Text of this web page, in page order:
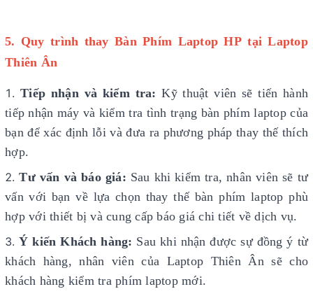
5. Quy trình thay Bàn Phím Laptop HP tại Laptop
Thiên Ân
Tiếp nhận và kiểm tra: Kỹ thuật viên sẽ tiến hành
tiếp nhận máy và kiểm tra tình trạng bàn phím laptop của
bạn để xác định lỗi và đưa ra phương pháp thay thế thích
hợp.
Tư vấn và báo giá: Sau khi kiểm tra, nhân viên sẽ tư
vấn với bạn về lựa chọn thay thế bàn phím laptop phù
hợp với thiết bị và cung cấp báo giá chi tiết về dịch vụ.
Ý kiến Khách hàng: Sau khi nhận được sự đồng ý từ
khách hàng, nhân viên của Laptop Thiên Ân sẽ cho
khách hàng kiểm tra phím laptop mới.